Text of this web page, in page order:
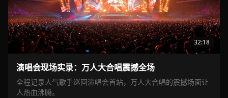
32:18
演唱会现场实录：万人大合唱震撼全场
全程记录人气歌手巡回演唱会首站，万人大合唱的震撼场面让
人热血沸腾。